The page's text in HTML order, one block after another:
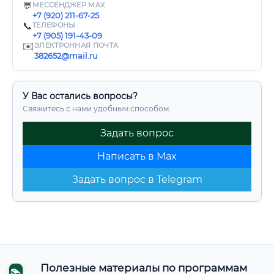
💬 МЕССЕНДЖЕР MAX
+7 (920) 211-67-25
📞ТЕЛЕФОНЫ
+7 (905) 191-43-09
✉️ЭЛЕКТРОННАЯ ПОЧТА
382652@mail.ru
У Вас остались вопросы?
Свяжитесь с нами удобным способом:
Задать вопрос
Написать в Max
Задать вопрос в Telegram
Полезные материалы по программам